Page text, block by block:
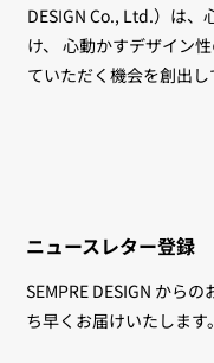
DESIGN Co., Ltd.）は
け、 心動かすデザイン
ていただく機会を創出し
ニュースレター登録
SEMPRE DESIGN から
ち早くお届けいたします。